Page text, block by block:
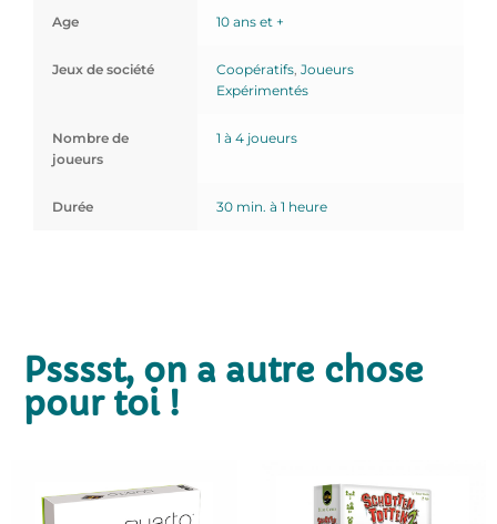
Age 10 ans et +
Jeux de société Coopératifs, Joueurs
Expérimentés
Nombre de
joueurs
1 à 4 joueurs
Durée 30 min. à 1 heure
Psssst, on a autre chose
pour toi !